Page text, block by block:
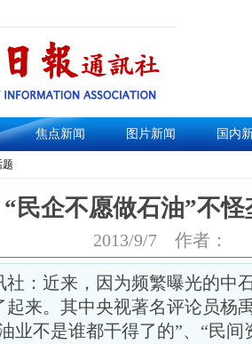
焦点新闻 图片新闻 国内
题
“民企不愿做石油”不怪
2013/9/7 作者：
社：近来，因为频繁曝光的中
起来。其中央视著名评论员杨
业不是谁都干得了的”、“民